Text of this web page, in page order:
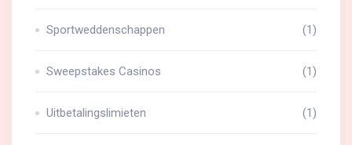
Sportweddenschappen (1)
Sweepstakes Casinos (1)
Uitbetalingslimieten (1)